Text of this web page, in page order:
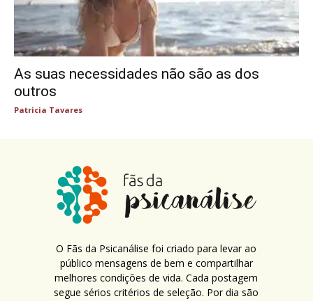
As suas necessidades não são as dos
outros
Patricia Tavares
O Fãs da Psicanálise foi criado para levar ao
público mensagens de bem e compartilhar
melhores condições de vida. Cada postagem
segue sérios critérios de seleção. Por dia são